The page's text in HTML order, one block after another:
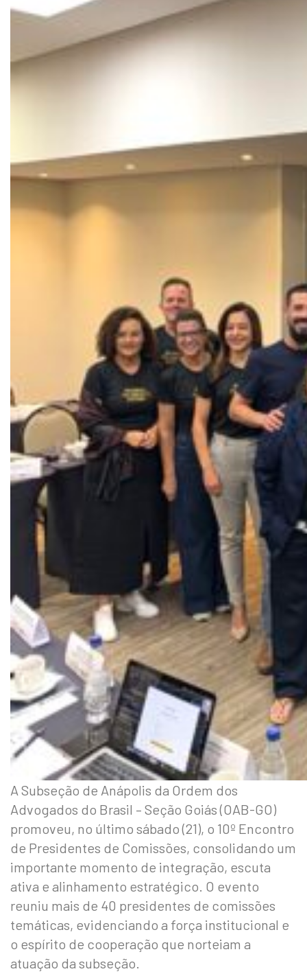
A Subseção de Anápolis da Ordem dos
Advogados do Brasil – Seção Goiás (OAB-GO)
promoveu, no último sábado (21), o 10º Encontro
de Presidentes de Comissões, consolidando um
importante momento de integração, escuta
ativa e alinhamento estratégico. O evento
reuniu mais de 40 presidentes de comissões
temáticas, evidenciando a força institucional e
o espírito de cooperação que norteiam a
atuação da subseção.